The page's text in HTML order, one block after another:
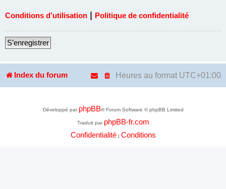
Conditions d’utilisation Politique de confidentialité
S’enregistrer
Index du forum Heures au format UTC+01:00
Développé par phpBB® Forum Software © phpBB Limited
Traduit par phpBB-fr.com
Confidentialité| Conditions